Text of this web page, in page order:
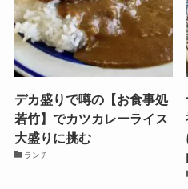
デカ盛りで噂の【お食事処
若竹】でカツカレーライス
大盛りに挑む
ランチ